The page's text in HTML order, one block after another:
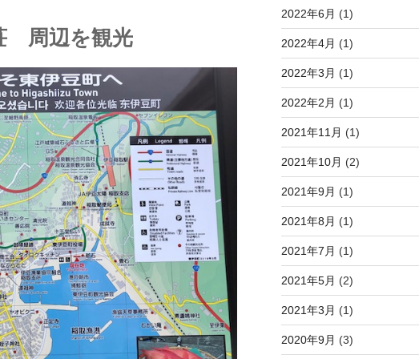
周辺を観光
2022年6月 (1)
2022年4月 (1)
2022年3月 (1)
2022年2月 (1)
2021年11月 (1)
2021年10月 (2)
2021年9月 (1)
2021年8月 (1)
2021年7月 (1)
2021年5月 (2)
2021年3月 (1)
2020年9月 (3)